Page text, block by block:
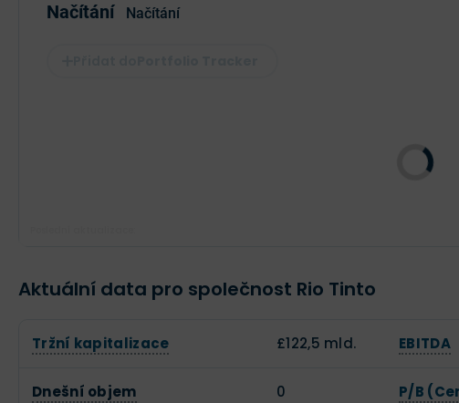
Načítání Načítání
Aktuální data pro společnost Rio Tinto
Tržní kapitalizace £122,5 mld. EBITDA
Dnešní objem 0 P/B